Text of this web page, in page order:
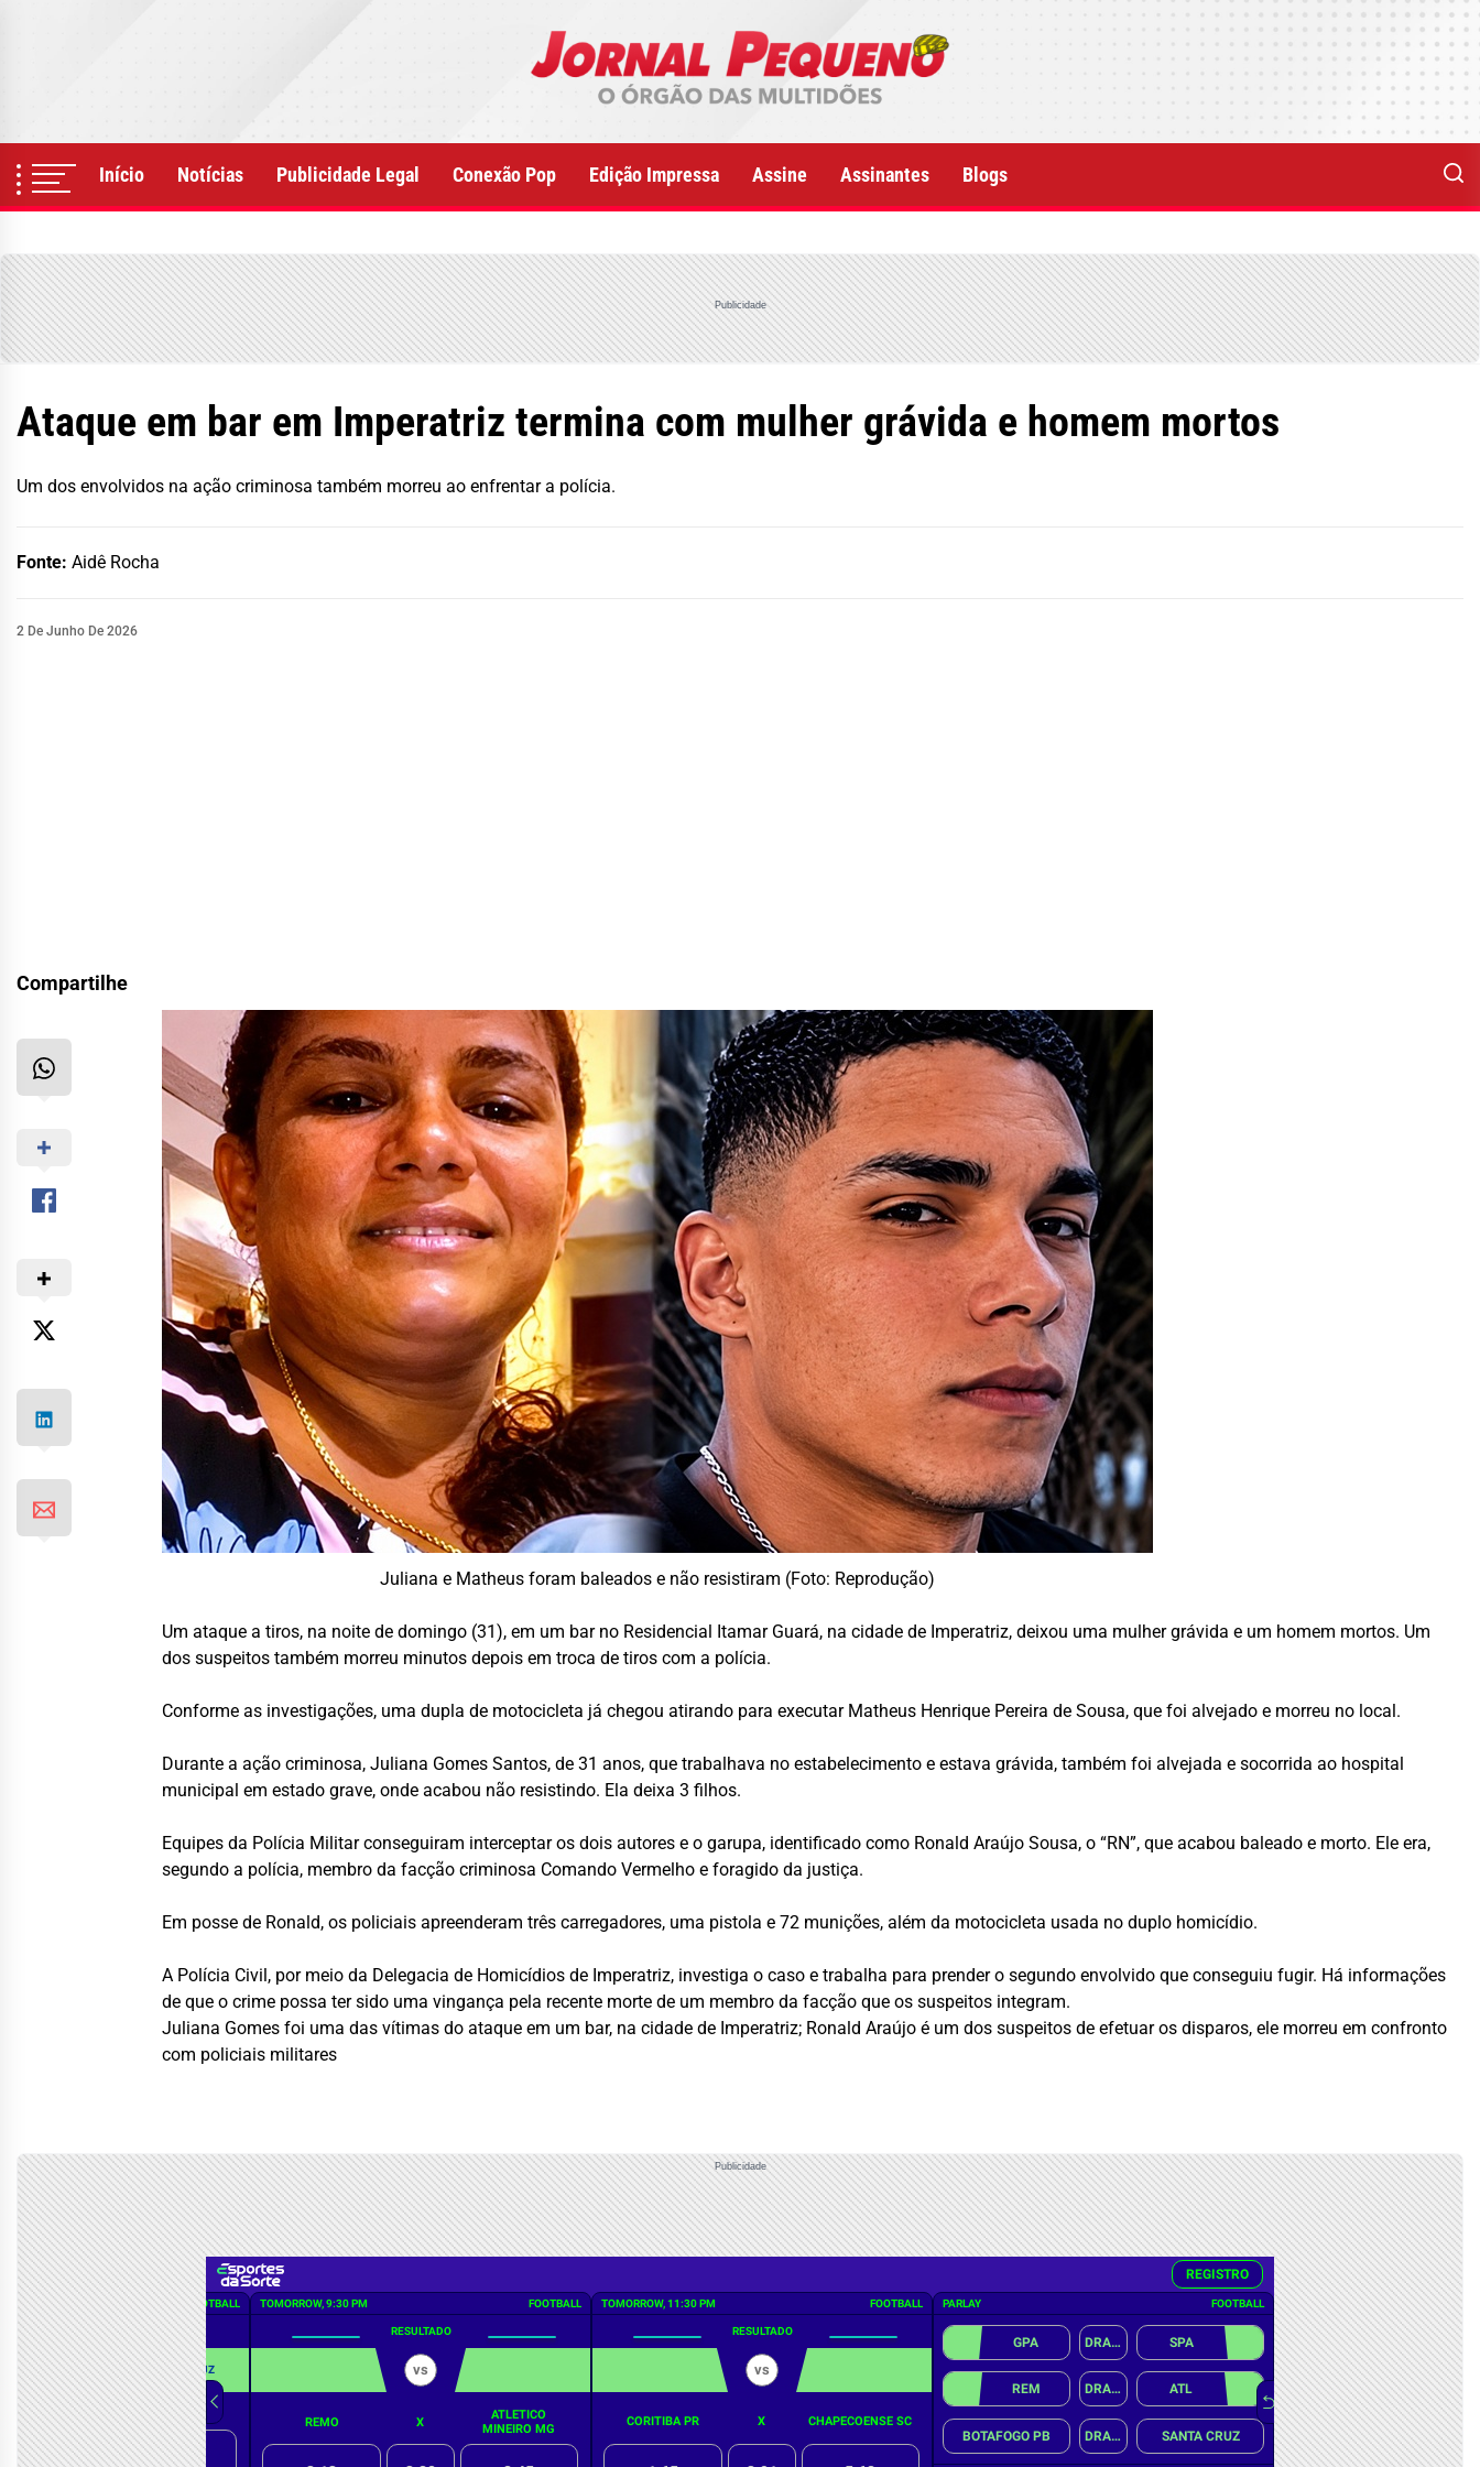
Início Notícias Publicidade Legal Conexão Pop Edição Impressa Assine Assinantes Blogs
Publicidade
Ataque em bar em Imperatriz termina com mulher grávida e homem mortos
Um dos envolvidos na ação criminosa também morreu ao enfrentar a polícia.
Fonte: Aidê Rocha
2 De Junho De 2026
Compartilhe
Juliana e Matheus foram baleados e não resistiram (Foto: Reprodução)
Um ataque a tiros, na noite de domingo (31), em um bar no Residencial Itamar Guará, na cidade de Imperatriz, deixou uma mulher grávida e um homem mortos. Um
dos suspeitos também morreu minutos depois em troca de tiros com a polícia.
Conforme as investigações, uma dupla de motocicleta já chegou atirando para executar Matheus Henrique Pereira de Sousa, que foi alvejado e morreu no local.
Durante a ação criminosa, Juliana Gomes Santos, de 31 anos, que trabalhava no estabelecimento e estava grávida, também foi alvejada e socorrida ao hospital
municipal em estado grave, onde acabou não resistindo. Ela deixa 3 filhos.
Equipes da Polícia Militar conseguiram interceptar os dois autores e o garupa, identificado como Ronald Araújo Sousa, o “RN”, que acabou baleado e morto. Ele era,
segundo a polícia, membro da facção criminosa Comando Vermelho e foragido da justiça.
Em posse de Ronald, os policiais apreenderam três carregadores, uma pistola e 72 munições, além da motocicleta usada no duplo homicídio.
A Polícia Civil, por meio da Delegacia de Homicídios de Imperatriz, investiga o caso e trabalha para prender o segundo envolvido que conseguiu fugir. Há informações
de que o crime possa ter sido uma vingança pela recente morte de um membro da facção que os suspeitos integram.
Juliana Gomes foi uma das vítimas do ataque em um bar, na cidade de Imperatriz; Ronald Araújo é um dos suspeitos de efetuar os disparos, ele morreu em confronto
com policiais militares
Publicidade